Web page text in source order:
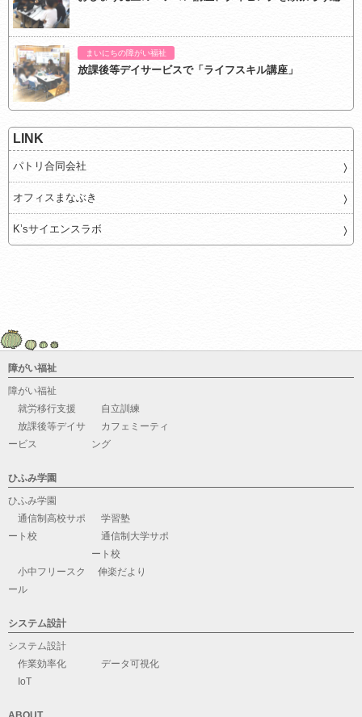
まいにちの障がい福祉
放課後等デイサービスで「ライフスキル講座」
LINK
パトリ合同会社
オフィスまなぶき
K’sサイエンスラボ
障がい福祉
障がい福祉
就労移行支援
自立訓練
放課後等デイサ
ービス
カフェミーティ
ング
ひふみ学園
ひふみ学園
通信制高校サポ
ート校
学習塾
通信制大学サポ
ート校
小中フリースク
ール
伸楽だより
システム設計
システム設計
作業効率化
データ可視化
IoT